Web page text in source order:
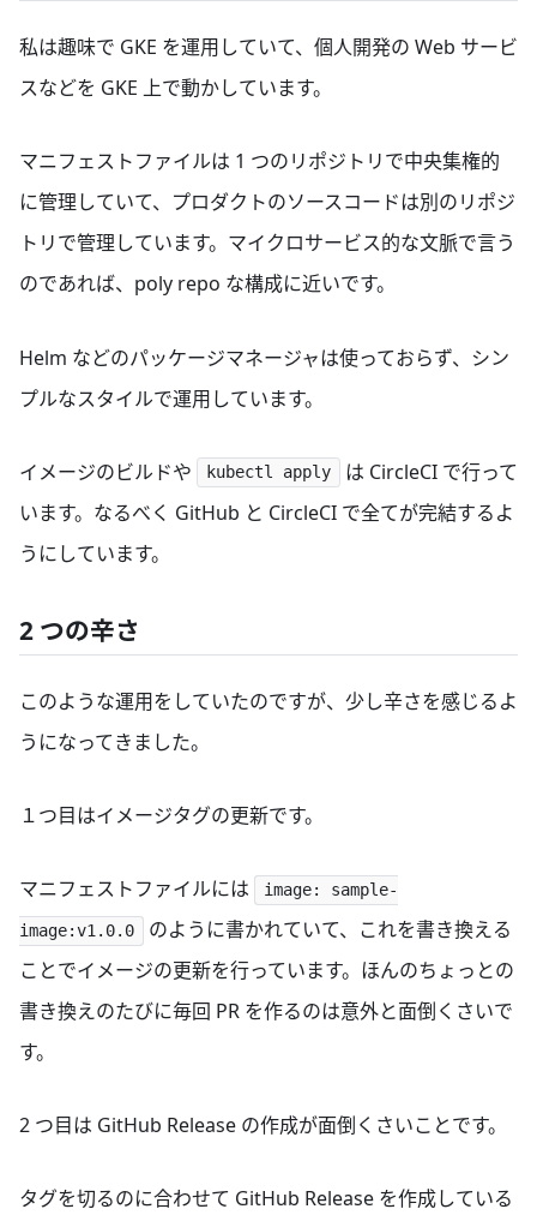
私は趣味で GKE を運用していて、個人開発の Web サービ
スなどを GKE 上で動かしています。
マニフェストファイルは 1 つのリポジトリで中央集権的
に管理していて、プロダクトのソースコードは別のリポジ
トリで管理しています。マイクロサービス的な文脈で言う
のであれば、poly repo な構成に近いです。
Helm などのパッケージマネージャは使っておらず、シン
プルなスタイルで運用しています。
イメージのビルドや kubectl apply
は CircleCI で行って
います。なるべく GitHub と CircleCI で全てが完結するよ
うにしています。
2 つの辛さ
このような運用をしていたのですが、少し辛さを感じるよ
うになってきました。
１つ目はイメージタグの更新です。
マニフェストファイルには image: sample-
image:v1.0.0
のように書かれていて、これを書き換える
ことでイメージの更新を行っています。ほんのちょっとの
書き換えのたびに毎回 PR を作るのは意外と面倒くさいで
す。
2 つ目は GitHub Release の作成が面倒くさいことです。
タグを切るのに合わせて GitHub Release を作成している